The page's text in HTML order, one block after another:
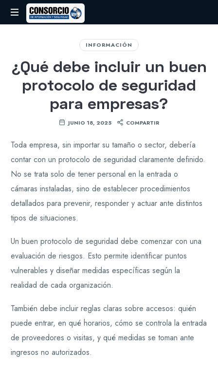
CIS
y
Seguridad
INFORMACIÓN
¿Qué debe incluir un buen
protocolo de seguridad
para empresas?
JUNIO 18, 2025 COMPARTIR
Toda empresa, sin importar su tamaño o sector, debería
contar con un protocolo de seguridad claramente definido.
No se trata solo de tener personal en la entrada o
cámaras instaladas, sino de establecer procedimientos
detallados para prevenir, responder y actuar ante distintos
tipos de situaciones.
Un buen protocolo de seguridad debe comenzar con una
evaluación de riesgos. Esto permite identificar puntos
vulnerables y diseñar medidas específicas según la
realidad de cada organización.
También debe incluir reglas claras sobre accesos: quién
puede entrar, en qué horarios, cómo se controla la entrada
de proveedores o visitas, y qué medidas se toman ante
ingresos no autorizados.